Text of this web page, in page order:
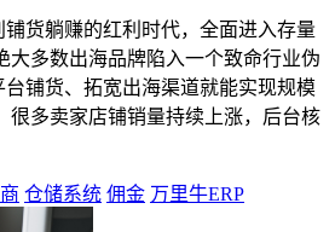
铺货躺赚的红利时代，全面进入存量
大多数出海品牌陷入一个致命行业伪
铺货、拓宽出海渠道就能实现规模
很多卖家店铺销量持续上涨，后台核
仓储系统 佣金 万里牛ERP